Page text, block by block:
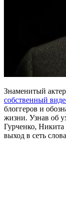
Знаменитый
собственный
блоггеров и
жизни. Узнав об
Гурченко, Никита
выход в сеть